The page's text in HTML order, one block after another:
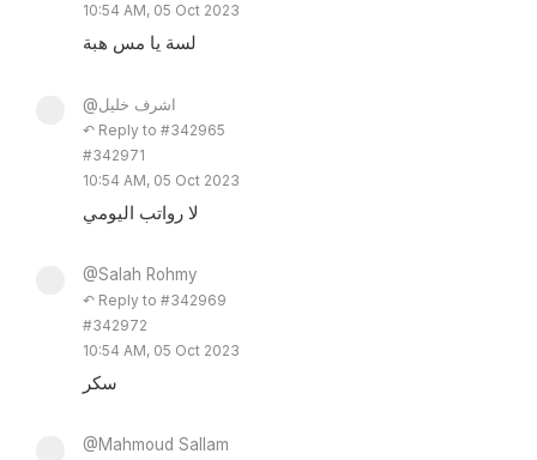
10:54 AM, 05 Oct 2023
لسة يا مس هبة
@اشرف خليل
↶ Reply to #342965
#342971
10:54 AM, 05 Oct 2023
لا رواتب اليومي
@Salah Rohmy
↶ Reply to #342969
#342972
10:54 AM, 05 Oct 2023
سكر
@Mahmoud Sallam